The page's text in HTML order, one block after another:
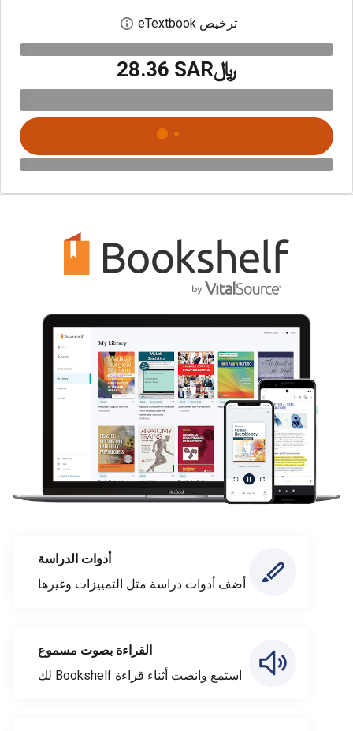
ترخيص eTextbook افتح مربع حوار
﷼‎28.36 SAR
أدوات الدراسة
أضف أدوات دراسة مثل التمييزات وغيرها
القراءة بصوت مسموع
استمع وانصت أثناء قراءة Bookshelf لك